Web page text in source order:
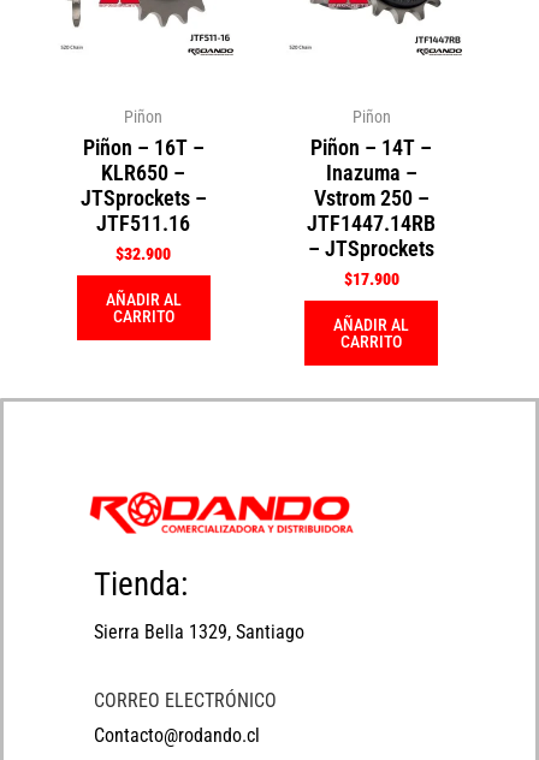
Piñon
Piñon – 16T –
KLR650 –
JTSprockets –
JTF511.16
$32.900
AÑADIR AL
CARRITO
Piñon
Piñon – 14T –
Inazuma –
Vstrom 250 –
JTF1447.14RB
– JTSprockets
$17.900
AÑADIR AL
CARRITO
Tienda:
Sierra Bella 1329, Santiago
CORREO ELECTRÓNICO
Contacto@rodando.cl